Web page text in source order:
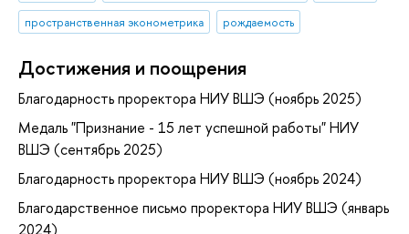
пространственная эконометрика
рождаемость
Достижения и поощрения
Благодарность проректора НИУ ВШЭ (ноябрь 2025)
Медаль "Признание - 15 лет успешной работы" НИУ
ВШЭ (сентябрь 2025)
Благодарность проректора НИУ ВШЭ (ноябрь 2024)
Благодарственное письмо проректора НИУ ВШЭ (январь
2024)